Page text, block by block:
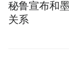
秘鲁宣布和
关系